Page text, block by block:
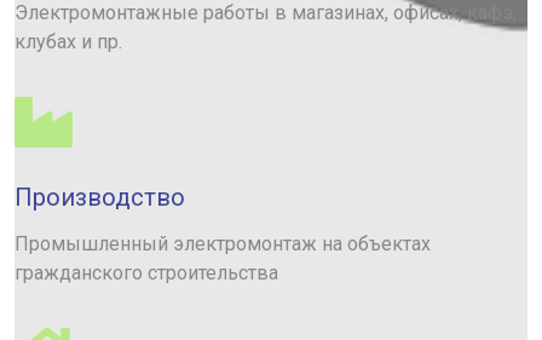
Электромонтажные работы в магазинах, офисах, кафэ,
клубах и пр.
Производство
Промышленный электромонтаж на объектах
гражданского строительства